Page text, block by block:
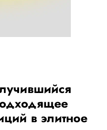
в элитное